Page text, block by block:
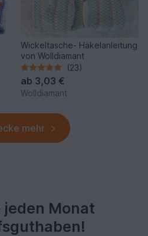
Wickeltasche- Häkelanleitung
von Wolldiamant
(23)
ab 3,03 €
Wolldiamant
mehr
jeden Monat